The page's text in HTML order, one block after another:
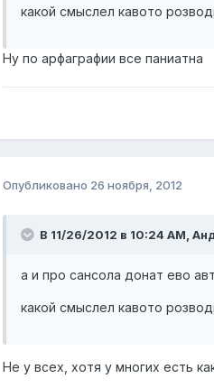
какой смыслел кавото
Ну по арфаграфии все паниатна
Опубликовано 26 ноября, 2012
В 11/26/2012 в 10:24 AM,
а и про сансола донат ево
какой смыслел кавото
Не у всех, хотя у многих есть